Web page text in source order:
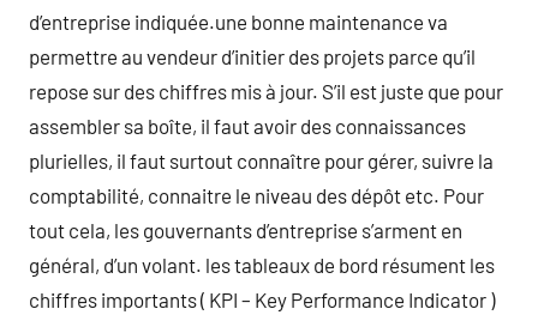
d’entreprise indiquée.une bonne maintenance va
permettre au vendeur d’initier des projets parce qu’il
repose sur des chiffres mis à jour. S’il est juste que pour
assembler sa boîte, il faut avoir des connaissances
plurielles, il faut surtout connaître pour gérer, suivre la
comptabilité, connaitre le niveau des dépôt etc. Pour
tout cela, les gouvernants d’entreprise s’arment en
général, d’un volant. les tableaux de bord résument les
chiffres importants ( KPI – Key Performance Indicator )